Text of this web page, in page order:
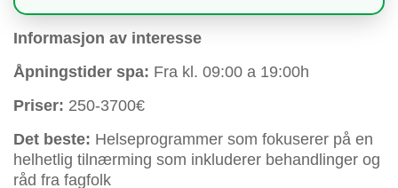
Informasjon av interesse
Åpningstider spa: Fra kl. 09:00 a 19:00h
Priser: 250-3700€
Det beste: Helseprogrammer som fokuserer på en
helhetlig tilnærming som inkluderer behandlinger og
råd fra fagfolk